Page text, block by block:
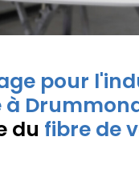
pour
du fibre de